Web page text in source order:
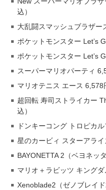
込）
大乱闘スマッシュブラザー
ポケットモンスター Let’s
ポケットモンスター Let’s
スーパーマリオパーティ
マリオテニス エース 6,578
超回転 寿司ストライカー
込）
ドンキーコング トロピカ
星のカービィ スターアライ
BAYONETTA 2（ベヨネッ
マリオ＋ラビッツ キングダ
Xenoblade2（ゼノブレイド